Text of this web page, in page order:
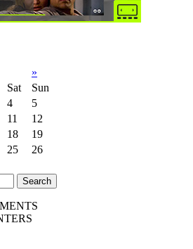
»
Sat
Sun
4
5
11
12
18
19
25
26